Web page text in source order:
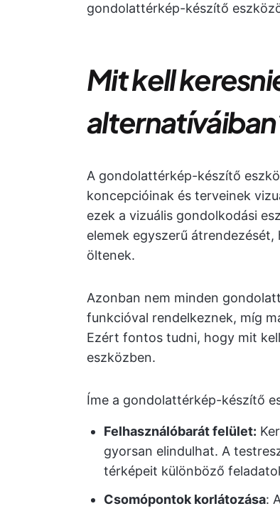
gondolattérkép-készítő
Mit kell
A gondolattérkép-készítő
koncepcióinak és terveinek
ezek a vizuális gondolkodási
elemek egyszerű
öltenek.
Azonban nem minden
funkcióval rendelkeznek, míg
Ezért fontos tudni, hogy mit
eszközben.
Íme a gondolattérkép-készítő
Felhasználóbarát felület:
gyorsan elindulhat. A
térképeit különböző
Csomópontok korlátozása: